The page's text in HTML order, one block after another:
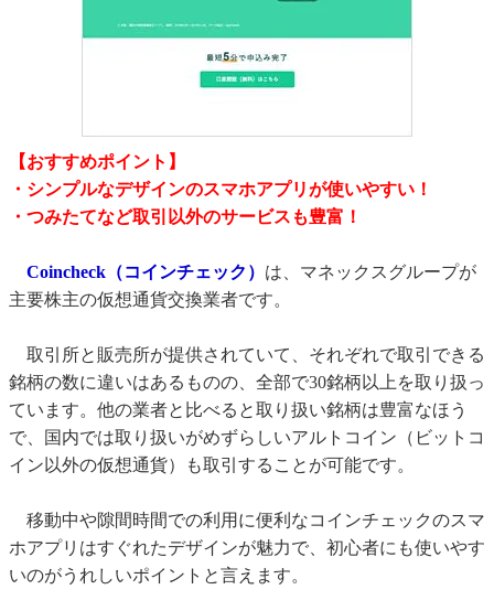
【おすすめポイント】
・シンプルなデザインのスマホアプリが使いやすい！
・つみたてなど取引以外のサービスも豊富！
Coincheck（コインチェック） は、マネックスグループが
主要株主の仮想通貨交換業者です。
取引所と販売所が提供されていて、それぞれで取引できる
銘柄の数に違いはあるものの、全部で30銘柄以上を取り扱っ
ています。他の業者と比べると取り扱い銘柄は豊富なほう
で、国内では取り扱いがめずらしいアルトコイン（ビットコ
イン以外の仮想通貨）も取引することが可能です。
移動中や隙間時間での利用に便利なコインチェックのスマ
ホアプリはすぐれたデザインが魅力で、初心者にも使いやす
いのがうれしいポイントと言えます。